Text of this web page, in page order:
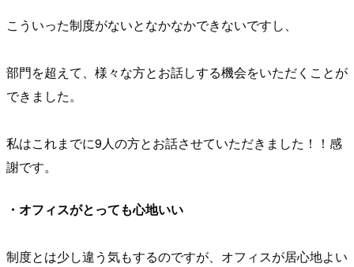
こういった制度がないとなかなかできないですし、
部門を超えて、様々な方とお話しする機会をいただくことが
できました。
私はこれまでに9人の方とお話させていただきました！！感
謝です。
・オフィスがとっても心地いい
制度とは少し違う気もするのですが、オフィスが居心地よい